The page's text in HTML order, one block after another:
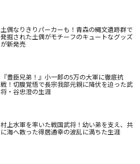
土偶なりきりパーカーも！青森の縄文遺跡群で
発掘された土偶がモチーフのキュートなグッズ
が新発売
『豊臣兄弟！』小一郎の5万の大軍に徹底抗
戦！切腹覚悟で長宗我部元親に降伏を迫った武
将・谷忠澄の生涯
村上水軍を率いた戦国武将！幼い弟を支え、共
に海へ散った得居通幸の波乱に満ちた生涯